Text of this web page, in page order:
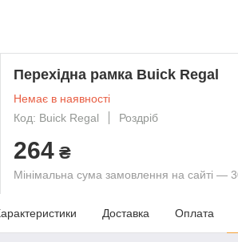
Перехідна рамка Buick Regal
Немає в наявності
Код: Buick Regal
Роздріб
264 ₴
Мінімальна сума замовлення на сайті —
Доставка Оплата